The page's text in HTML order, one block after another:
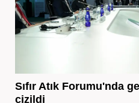
Sıfır Atık Forumu'nda
çizildi